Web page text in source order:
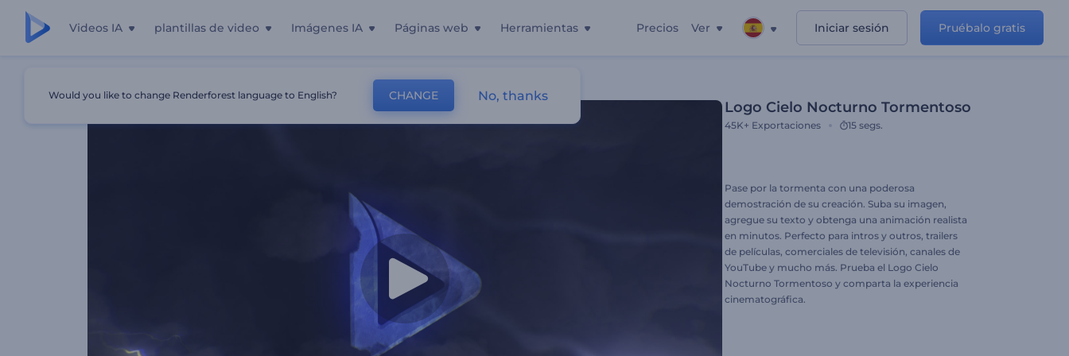
Videos IA plantillas de video Imágenes IA Páginas web Herramientas Precios Ver Iniciar sesión Pruébalo gratis
Logo Cielo Nocturno Tormentoso
45K+ Exportaciones 15 segs.
Pase por la tormenta con una poderosa
demostración de su creación. Suba su imagen,
agregue su texto y obtenga una animación realista
en minutos. Perfecto para intros y outros, trailers
de películas, comerciales de televisión, canales de
YouTube y mucho más. Prueba el Logo Cielo
Nocturno Tormentoso y comparta la experiencia
cinematográfica.
Would you like to change Renderforest language to English? CHANGE No, thanks